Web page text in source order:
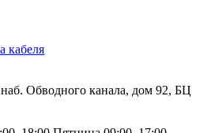
кабеля
Обводного канала, дом 92, БЦ